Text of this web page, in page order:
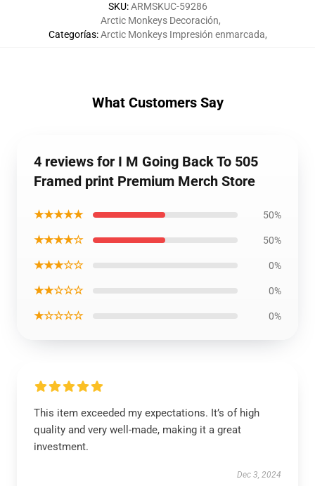
SKU:ARMSKUC-59286
Categorías:
Arctic Monkeys Decoración,
Arctic Monkeys Impresión enmarcada,
What Customers Say
4 reviews for I M Going Back To 505
Framed print Premium Merch Store
★★★★★ 50%
★★★★☆ 50%
★★★☆☆ 0%
★★☆☆☆ 0%
★☆☆☆☆ 0%
This item exceeded my expectations. It’s of high
quality and very well-made, making it a great
investment.
Dec 3, 2024